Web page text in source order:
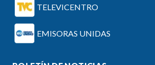
TELEVICENTRO
EMISORAS UNIDAS